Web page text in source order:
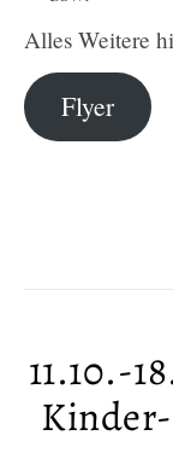
Alles Weitere
Flyer
11.10.-